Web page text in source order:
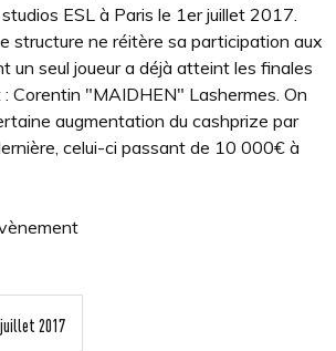
ESL à Paris le 1er juillet 2017.
structure ne réitère sa participation aux
un seul joueur a déjà atteint les finales
Corentin "MAIDHEN" Lashermes. On
augmentation du cashprize par
celui-ci passant de 10 000€ à
2017